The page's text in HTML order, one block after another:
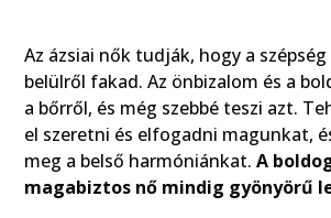
Az ázsiai nők tudják, hogy a
belülről fakad. Az önbizalom és a
a bőrről, és még szebbé teszi azt.
el szeretni és elfogadni magunkat,
meg a belső harmóniánkat. A
magabiztos nő mindig gyönyörű